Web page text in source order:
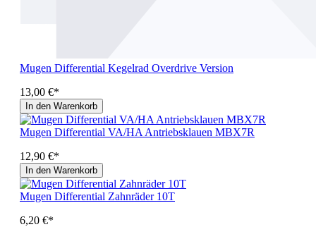
Mugen Differential Kegelrad Overdrive Version
13,00 €*
In den Warenkorb
Mugen Differential VA/HA Antriebsklauen MBX7R
12,90 €*
In den Warenkorb
Mugen Differential Zahnräder 10T
6,20 €*